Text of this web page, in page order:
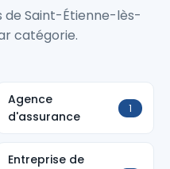
de Saint-Étienne-lès-
catégorie.
Agence
d'assurance
1
Entreprise de